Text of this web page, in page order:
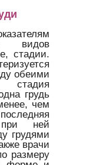
видов
стадии.
обеими
грудь
чем
ней
грудями
врачи
размеру